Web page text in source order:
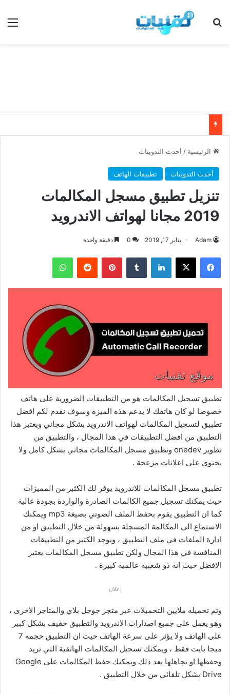
بحث عن
الرئيسية / أحدث التدوينات
أحدث التدوينات تطبيقات الهاتف
تنزيل تطبيق مسجل المكالمات
2019 مجانا لهواتف الاندرويد
Adam يناير 17, 2019 0 دقيقة واحدة
فيسبوك ‫X لينكدإن بينتيريست واتساب
تطبيق تسجيل المكالمات هو من التطبيقات الضرورية على هاتف
خصوصا لو كان هاتفك لا يدعم هذه الميزة وسوف نقدم لكم افضل
تطبيق لتسجيل المكالمات لهواتف الاندرويد بشكل مجاني ويعتبر هذا
التطبيق من افضل التطبيقات في هذا المجال ، والتطبيق من
تطوير onedev وتطبيق مسجل المكالمات مجاني بشكل كامل ولا
يحتوي على اعلانات مزعجة .
تطبيق مسجل المكالمات للاندرويد يوفر لك الكثير من المميزات
حيث يمكنك تسجيل جميع الكالمات الصادرة والواردة بجودة عالية
كما ان التطبيق يقوم بحفظ الملف الصوتي بصيغة mp3 ويمكنك
الاستماع الى المكالمة المسجلة بسهولة من خلال التطبيق او من
ادارة الملفات في ملف التطبيق ، ويوجد الكثير من التطبيقات
المنافسة في هذا المجال ولكن تطبيق مسجل المكالمات يعتبر
الافضل حيث انه ذو شعبية عالمية كبيرة .
إعلان
وتم تحميله ملايين التحميلات عبر متجر جوجل بلاي والمتاجر الاخرى ،
وهو يعمل على جميع اصدارات الاندرويد والتطبيق خفيف بشكل كبير
على الهاتف ولا يؤثر على سرعة الهاتف حيث ان التطبيق حجمه 7
ميجا بايت فقط ، ويمكنك تسجيل المكالمات الهاتفية التي تريد
وحفظها او تجاهلها بعد ذلك ويمكنك حفظ المكالمات على Google
Drive بشكل تلقائي من خلال التطبيق .